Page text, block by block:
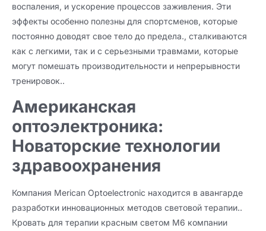
воспаления, и ускорение процессов заживления. Эти
эффекты особенно полезны для спортсменов, которые
постоянно доводят свое тело до предела., сталкиваются
как с легкими, так и с серьезными травмами, которые
могут помешать производительности и непрерывности
тренировок..
Американская
оптоэлектроника:
Новаторские технологии
здравоохранения
Компания Merican Optoelectronic находится в авангарде
разработки инновационных методов световой терапии..
Кровать для терапии красным светом M6 компании